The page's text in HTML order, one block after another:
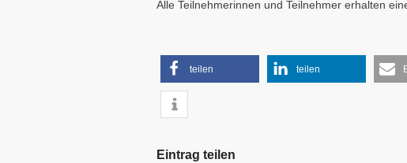
Alle Teilnehmerinnen und Teilnehmer erhalten
teilen teilen
Eintrag teilen